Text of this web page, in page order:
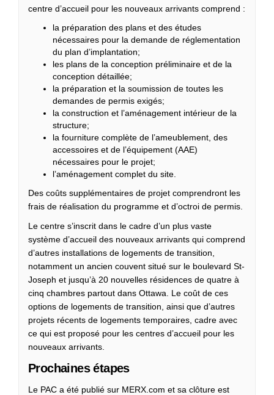
centre d’accueil pour les nouveaux arrivants comprend :
la préparation des plans et des études
nécessaires pour la demande de réglementation
du plan d’implantation;
les plans de la conception préliminaire et de la
conception détaillée;
la préparation et la soumission de toutes les
demandes de permis exigés;
la construction et l’aménagement intérieur de la
structure;
la fourniture complète de l’ameublement, des
accessoires et de l’équipement (AAE)
nécessaires pour le projet;
l’aménagement complet du site.
Des coûts supplémentaires de projet comprendront les
frais de réalisation du programme et d’octroi de permis.
Le centre s’inscrit dans le cadre d’un plus vaste
système d’accueil des nouveaux arrivants qui comprend
d’autres installations de logements de transition,
notamment un ancien couvent situé sur le boulevard St-
Joseph et jusqu’à 20 nouvelles résidences de quatre à
cinq chambres partout dans Ottawa. Le coût de ces
options de logements de transition, ainsi que d’autres
projets récents de logements temporaires, cadre avec
ce qui est proposé pour les centres d’accueil pour les
nouveaux arrivants.
Prochaines étapes
Le PAC a été publié sur MERX.com et sa clôture est